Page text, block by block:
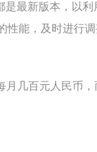
最新版本，以
能，及时进行
几百元人民币